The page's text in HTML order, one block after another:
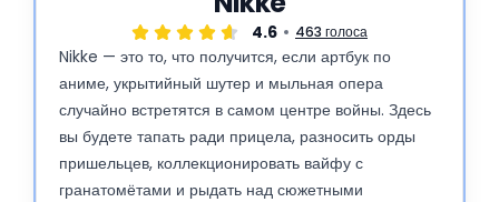
4.6 463 голоса
Nikke — это то, что получится, если артбук по
аниме, укрытийный шутер и мыльная опера
случайно встретятся в самом центре войны. Здесь
вы будете тапать ради прицела, разносить орды
пришельцев, коллекционировать вайфу с
гранатомётами и рыдать над сюжетными